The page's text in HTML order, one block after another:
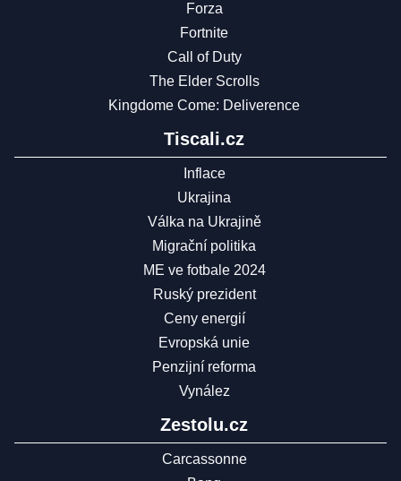
Forza
Fortnite
Call of Duty
The Elder Scrolls
Kingdome Come: Deliverence
Tiscali.cz
Inflace
Ukrajina
Válka na Ukrajině
Migrační politika
ME ve fotbale 2024
Ruský prezident
Ceny energií
Evropská unie
Penzijní reforma
Vynález
Zestolu.cz
Carcassonne